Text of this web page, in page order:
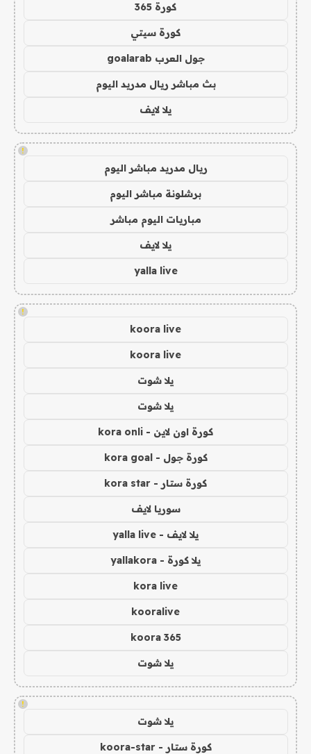
كورة 365
كورة سيتي
جول العرب goalarab
بث مباشر ريال مدريد اليوم
يلا لايف
!
ريال مدريد مباشر اليوم
برشلونة مباشر اليوم
مباريات اليوم مباشر
يلا لايف
yalla live
!
koora live
koora live
يلا شوت
يلا شوت
كورة اون لاين - kora onli
كورة جول - kora goal
كورة ستار - kora star
سوريا لايف
يلا لايف - yalla live
يلا كورة - yallakora
kora live
kooralive
koora 365
يلا شوت
!
يلا شوت
كورة ستار - koora-star